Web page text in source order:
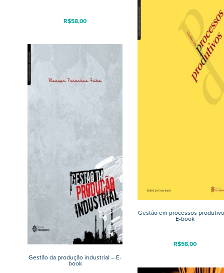
R$58,00
Gestão em processos
E-book
R$58,00
Gestão da produção industrial – E-
book